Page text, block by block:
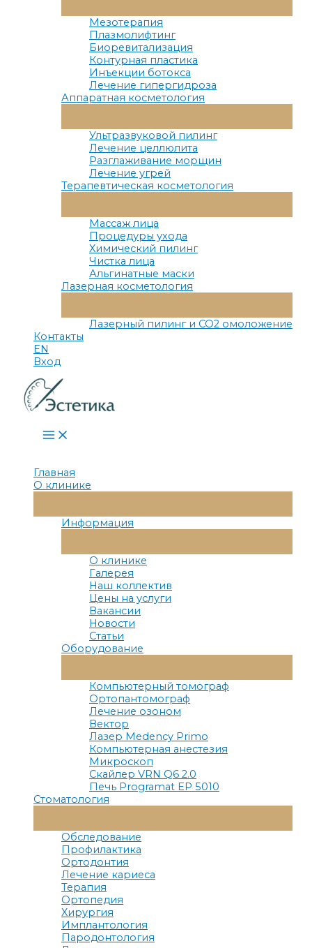
Меню
Мезотерапия
Плазмолифтинг
Биоревитализация
Контурная пластика
Инъекции ботокса
Лечение гипергидроза
Аппаратная косметология
Меню
Ультразвуковой пилинг
Лечение целлюлита
Разглаживание морщин
Лечение угрей
Терапевтическая косметология
Меню
Массаж лица
Процедуры ухода
Химический пилинг
Чистка лица
Альгинатные маски
Лазерная косметология
Меню
Лазерный пилинг и СО2 омоложение
Контакты
EN
Вход
Main
Menu
Главная
О клинике
Меню
Информация
Меню
О клинике
Галерея
Наш коллектив
Цены на услуги
Вакансии
Новости
Статьи
Оборудование
Меню
Компьютерный томограф
Ортопантомограф
Лечение озоном
Вектор
Лазер Medency Primo
Компьютерная анестезия
Микроскоп
Скайлер VRN Q6 2.0
Печь Programat EP 5010
Стоматология
Меню
Обследование
Профилактика
Ортодонтия
Лечение кариеса
Терапия
Ортопедия
Хирургия
Имплантология
Пародонтология